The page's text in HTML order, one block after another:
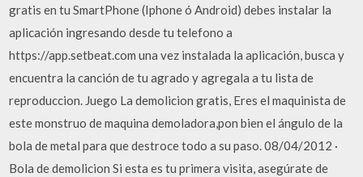
gratis en tu SmartPhone (Iphone ó Android) debes instalar la
aplicación ingresando desde tu telefono a
https://app.setbeat.com una vez instalada la aplicación, busca y
encuentra la canción de tu agrado y agregala a tu lista de
reproduccion. Juego La demolicion gratis, Eres el maquinista de
este monstruo de maquina demoladora,pon bien el ángulo de la
bola de metal para que destroce todo a su paso. 08/04/2012 ·
Bola de demolicion Si esta es tu primera visita, asegúrate de